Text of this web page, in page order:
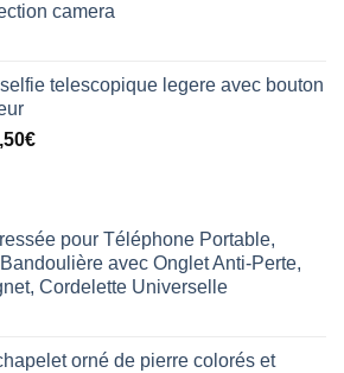
camera
telescopique legere avec bouton
€
pour Téléphone Portable,
avec Onglet Anti-Perte,
Cordelette Universelle
orné de pierre colorés et